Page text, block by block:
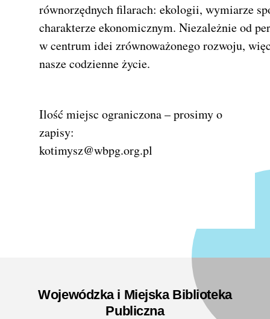
równorzędnych filarach: ekologii, wymiarze
charakterze ekonomicznym. Niezależnie od
w centrum idei zrównoważonego rozwoju,
nasze codzienne życie.
Ilość miejsc ograniczona – prosimy o
zapisy:
kotimysz@wbpg.org.pl
Wojewódzka i Miejska Biblioteka
Publiczna